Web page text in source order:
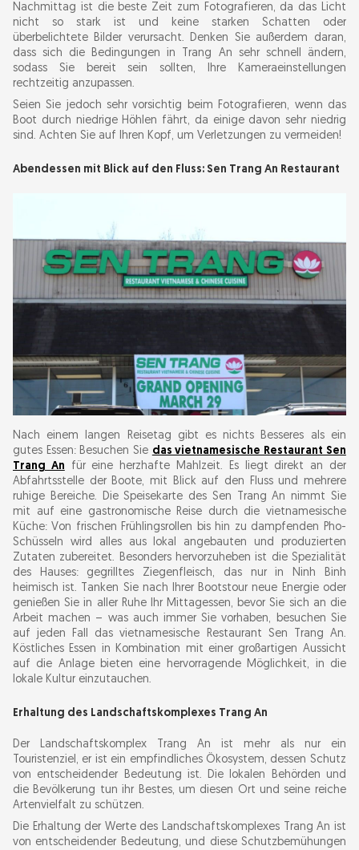
Nachmittag ist die beste Zeit zum Fotografieren, da das Licht
nicht so stark ist und keine starken Schatten oder
überbelichtete Bilder verursacht. Denken Sie außerdem daran,
dass sich die Bedingungen in Trang An sehr schnell ändern,
sodass Sie bereit sein sollten, Ihre Kameraeinstellungen
rechtzeitig anzupassen.
Seien Sie jedoch sehr vorsichtig beim Fotografieren, wenn das
Boot durch niedrige Höhlen fährt, da einige davon sehr niedrig
sind. Achten Sie auf Ihren Kopf, um Verletzungen zu vermeiden!
Abendessen mit Blick auf den Fluss: Sen Trang An Restaurant
Nach einem langen Reisetag gibt es nichts Besseres als ein
gutes Essen: Besuchen Sie das vietnamesische Restaurant Sen
Trang An für eine herzhafte Mahlzeit. Es liegt direkt an der
Abfahrtsstelle der Boote, mit Blick auf den Fluss und mehrere
ruhige Bereiche. Die Speisekarte des Sen Trang An nimmt Sie
mit auf eine gastronomische Reise durch die vietnamesische
Küche: Von frischen Frühlingsrollen bis hin zu dampfenden Pho-
Schüsseln wird alles aus lokal angebauten und produzierten
Zutaten zubereitet. Besonders hervorzuheben ist die Spezialität
des Hauses: gegrilltes Ziegenfleisch, das nur in Ninh Binh
heimisch ist. Tanken Sie nach Ihrer Bootstour neue Energie oder
genießen Sie in aller Ruhe Ihr Mittagessen, bevor Sie sich an die
Arbeit machen – was auch immer Sie vorhaben, besuchen Sie
auf jeden Fall das vietnamesische Restaurant Sen Trang An.
Köstliches Essen in Kombination mit einer großartigen Aussicht
auf die Anlage bieten eine hervorragende Möglichkeit, in die
lokale Kultur einzutauchen.
Erhaltung des Landschaftskomplexes Trang An
Der Landschaftskomplex Trang An ist mehr als nur ein
Touristenziel, er ist ein empfindliches Ökosystem, dessen Schutz
von entscheidender Bedeutung ist. Die lokalen Behörden und
die Bevölkerung tun ihr Bestes, um diesen Ort und seine reiche
Artenvielfalt zu schützen.
Die Erhaltung der Werte des Landschaftskomplexes Trang An ist
von entscheidender Bedeutung, und diese Schutzbemühungen